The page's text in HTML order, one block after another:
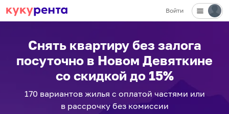
Войти
Снять квартиру без залога
посуточно в Новом Девяткине
со скидкой до 15%
170 вариантовжилья с оплатой частями или
в рассрочку без комиссии
✕